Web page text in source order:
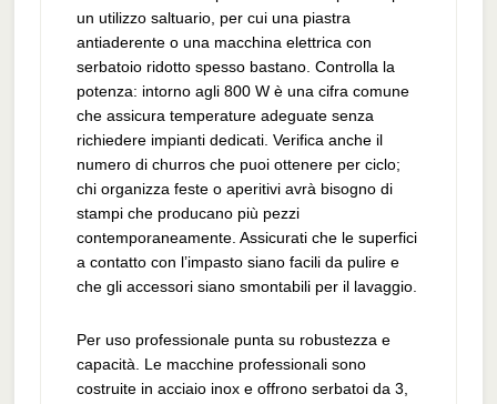
un utilizzo saltuario, per cui una piastra
antiaderente o una macchina elettrica con
serbatoio ridotto spesso bastano. Controlla la
potenza: intorno agli 800 W è una cifra comune
che assicura temperature adeguate senza
richiedere impianti dedicati. Verifica anche il
numero di churros che puoi ottenere per ciclo;
chi organizza feste o aperitivi avrà bisogno di
stampi che producano più pezzi
contemporaneamente. Assicurati che le superfici
a contatto con l’impasto siano facili da pulire e
che gli accessori siano smontabili per il lavaggio.
Per uso professionale punta su robustezza e
capacità. Le macchine professionali sono
costruite in acciaio inox e offrono serbatoi da 3,